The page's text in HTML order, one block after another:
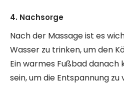
4. Nachsorge
Nach der Massage ist es
Wasser zu trinken, um den
Ein warmes Fußbad
sein, um die Entspannung zu